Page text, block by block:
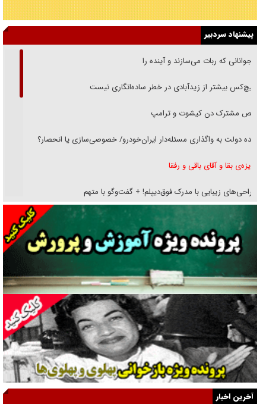
پیشنهاد سردبیر
نوجوانانی که ربات می‌سازند و آینده را
هیچ‌کس بیشتر از زیدآبادی در خطر ساده‌انگاری نیست
رقص مشترک دن کیشوت و ترامپ
دنده دولت به واگذاری مسئله‌دار ایران‌خودرو/ خصوصی‌سازی یا انحصار؟
غریزه‌ی بقا و آقای باقی و رفقا
جراحی‌های زیبایی با مدرک فوق‌دیپلم! + گفت‌وگو با متهم
گفت‌وگو با همسر یکی از شهدای جنگ رمضان/ پیکر بی‌سر شهید را از
انگشت‌های پا شناسایی کردیم
نسلی که آنلاین الگو می‌گیرد
گفت‌وگو با آیت‌الله جاودان/ جفای مخالفان مکانت معنوی رهبر شهید را
ارتقا می‌داد
راننده مست به قانون می‌خندد
همه آقای دوربینی شده‌ایم!
قصه ناتمام سرویس مدارس
آخرین اخبار